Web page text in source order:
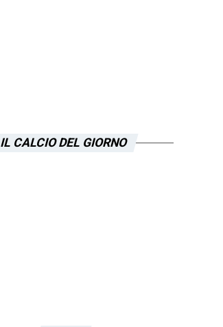
IL CALCIO DEL GIORNO